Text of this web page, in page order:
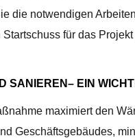
die notwendigen
für das Projekt
SANIEREN– EIN
maximiert den
Geschäftsgebäudes,